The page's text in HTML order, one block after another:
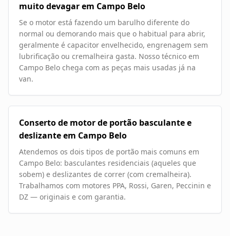
muito devagar em Campo Belo
Se o motor está fazendo um barulho diferente do
normal ou demorando mais que o habitual para abrir,
geralmente é capacitor envelhecido, engrenagem sem
lubrificação ou cremalheira gasta. Nosso técnico em
Campo Belo chega com as peças mais usadas já na
van.
Conserto de motor de portão basculante e
deslizante em Campo Belo
Atendemos os dois tipos de portão mais comuns em
Campo Belo: basculantes residenciais (aqueles que
sobem) e deslizantes de correr (com cremalheira).
Trabalhamos com motores PPA, Rossi, Garen, Peccinin e
DZ — originais e com garantia.